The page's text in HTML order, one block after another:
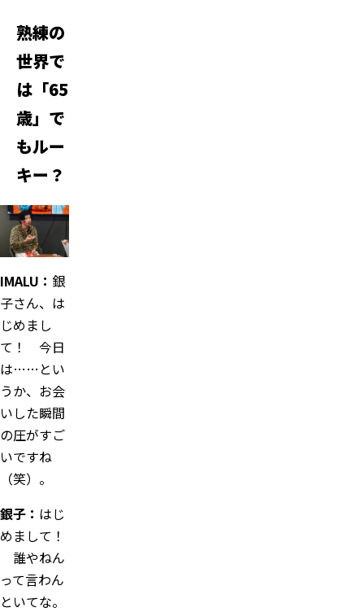
熟練の
世界で
は「65
歳」で
もルー
キー？
IMALU： 銀
子さん、は
じめまし
て！ 今日
は……とい
うか、お会
いした瞬間
の圧がすご
いですね
（笑）。
銀子： はじ
めまして！
誰やねん
って言わん
といてな。